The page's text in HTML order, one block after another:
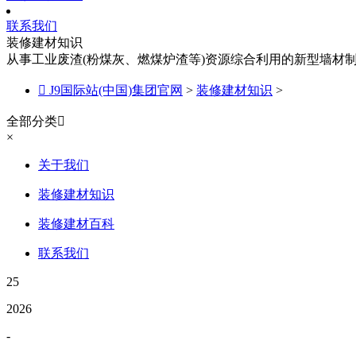
联系我们
装修建材知识
从事工业废渣(粉煤灰、燃煤炉渣等)资源综合利用的新型墙材
 J9国际站(中国)集团官网 > 装修建材知识 >
全部分类
×
关于我们
装修建材知识
装修建材百科
联系我们
25
2026
-